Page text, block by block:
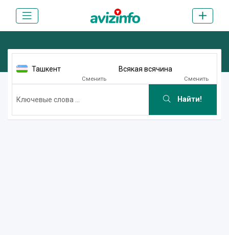
Ташкент
Сменить
Всякая всячина
Сменить
Найти!